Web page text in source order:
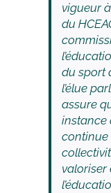
vigueur
du
du sport
l’élue
assure
instance
continue
valoriser